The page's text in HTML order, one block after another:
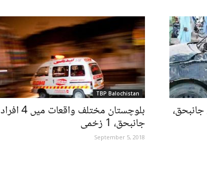
TBP Balochistan
بلوچستان مختلف واقعات میں 4 افراد
جانبحق، 1 زخمی
September 5, 2018
میں 1 شخص جانبحق،